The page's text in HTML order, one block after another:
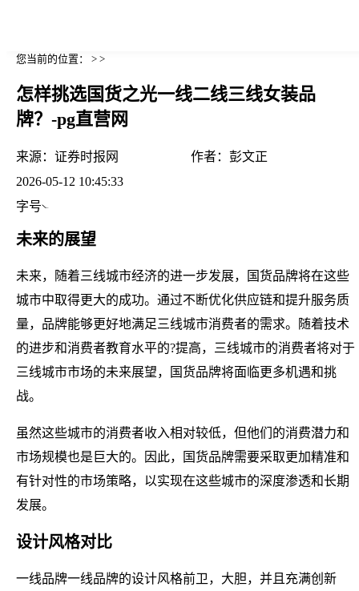
您当前的位置： > >
怎样挑选国货之光一线二线三线女装品
牌？-pg直营网
来源： 证券时报网 作者： 彭文正
2026-05-12 10:45:33
字号
未来的展望
未来，随着三线城市经济的进一步发展，国货品牌将在这些
城市中取得更大的成功。通过不断优化供应链和提升服务质
量，品牌能够更好地满足三线城市消费者的需求。随着技术
的进步和消费者教育水平的?提高，三线城市的消费者将对于
三线城市市场的未来展望，国货品牌将面临更多机遇和挑
战。
虽然这些城市的消费者收入相对较低，但他们的消费潜力和
市场规模也是巨大的。因此，国货品牌需要采取更加精准和
有针对性的市场策略，以实现在这些城市的深度渗透和长期
发展。
设计风格对比
一线品牌一线品牌的设计风格前卫，大胆，并且充满创新